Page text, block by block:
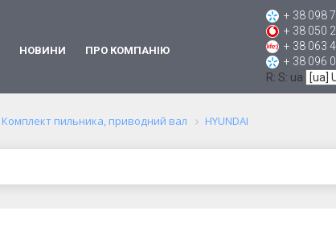
НОВИНИ ПРО КОМПАНІЮ
+ 38 098
+ 38 050
+ 38 063
+ 38 096
R: S: ua
Комплект пильника, приводний вал HYUNDAI